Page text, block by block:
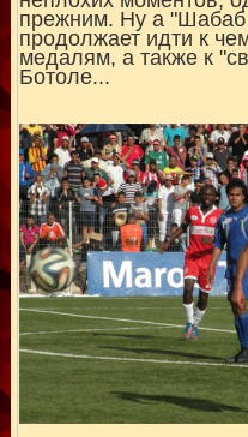
прежним. Ну а
продолжает идти к
медалям, а также к
Ботоле...